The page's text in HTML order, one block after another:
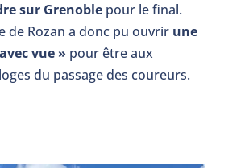
sur Grenoblepour le final.
de Rozan a donc pu ouvrir une
vue » pour être aux
du passage des coureurs.